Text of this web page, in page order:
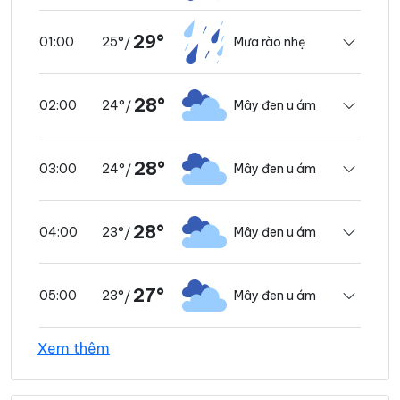
01:00 25°/ 29° Mưa rào nhẹ
02:00 24°/ 28° Mây đen u ám
03:00 24°/ 28° Mây đen u ám
04:00 23°/ 28° Mây đen u ám
05:00 23°/ 27° Mây đen u ám
06:00 23°
Xem thêm